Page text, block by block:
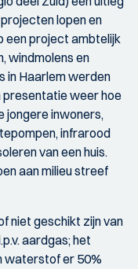
lopen en
een project ambtelijk
windmolens en
in Haarlem werden
presentatie weer hoe
jongere inwoners,
infrarood
van een huis.
aan milieu streef
niet geschikt zijn van
aardgas; het
waterstof er 50%